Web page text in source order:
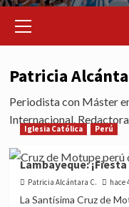
Menu
Patricia
Periodista con Máster
Internacional.
Iglesia Católica Perú
Lambayeque:
Patricia Alcántara C. hace
La Santísima Cruz de